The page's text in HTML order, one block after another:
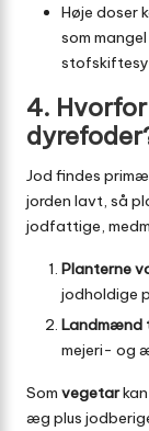
Høje doser
som
4.
Jod findes
jorden lavt, så
jodfattige,
Planterne
jodholdige
Landmænd
mejeri- og
Som vegetar
æg plus